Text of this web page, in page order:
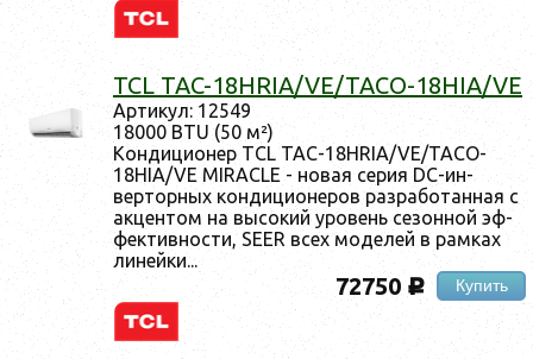
TCL TAC-18HRIA/VE/TACO-18HIA/VE
Ар­ти­кул: 12549
18000 BTU (50 м²)
Кон­ди­ци­онер TCL TAC-18HRIA/VE/TACO-
18HIA/VE MIRACLE - но­вая се­рия DC-ин­
вертор­ных кон­ди­ци­оне­ров раз­ра­ботан­ная с
ак­центом на вы­сокий уро­вень се­зон­ной эф­
фектив­ности, SEER всех мо­делей в рам­ках
ли­ней­ки...
72750 c Купить